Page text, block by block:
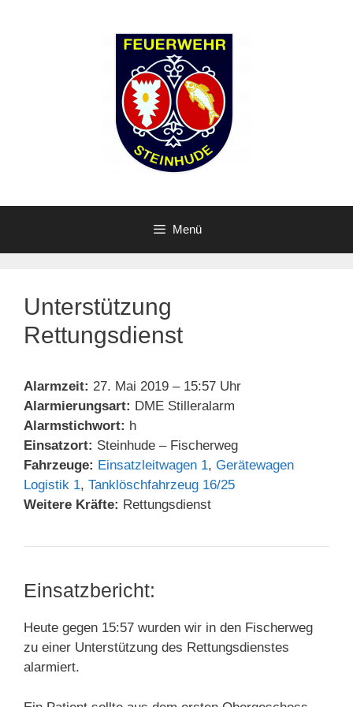
Menü
Unterstützung
Rettungsdienst
Alarmzeit: 27. Mai 2019 – 15:57 Uhr
Alarmierungsart: DME Stilleralarm
Alarmstichwort: h
Einsatzort: Steinhude – Fischerweg
Fahrzeuge: Einsatzleitwagen 1, Gerätewagen
Logistik 1, Tanklöschfahrzeug 16/25
Weitere Kräfte: Rettungsdienst
Einsatzbericht:
Heute gegen 15:57 wurden wir in den Fischerweg
zu einer Unterstützung des Rettungsdienstes
alarmiert.